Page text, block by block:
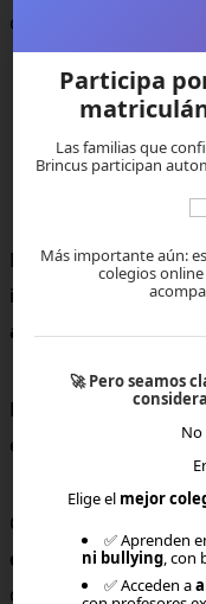
concentrarse,
Brincus: un
Nuestro
importar su
alegría, seguridad y
Los niños con NEE
esa diversidad
Con más de 5.000
de aprobación en
demuestra que la
Participa
Las familias que
Brincus participan
Más importante aún:
colegios
🚀Pero seamos
Elige el mejor
✅ Aprenden
ni bullying, con
✅ Acceden a